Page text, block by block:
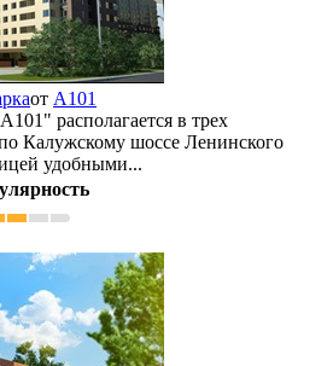
от А101
располагается в трех
Калужскому шоссе Ленинского
удобными...